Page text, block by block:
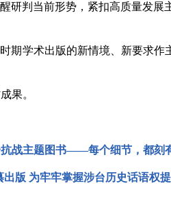
研判当前形势，紧扣高质量发
学术出版的新情境、新要求作
果。
战主题图书——每个细节，都刻
版 为牢牢掌握涉台历史话语权